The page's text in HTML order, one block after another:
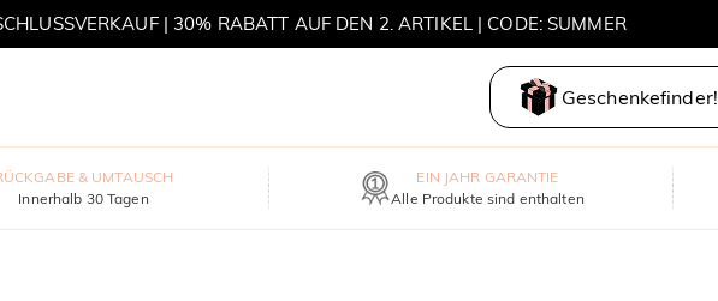
| 30% RABATT AUF DEN 2. ARTIKEL | CODE: SUMMER
Geschenkefinder!
& UMTAUSCH
Innerhalb 30 Tagen
EIN JAHR GARANTIE
Alle Produkte sind enthalten